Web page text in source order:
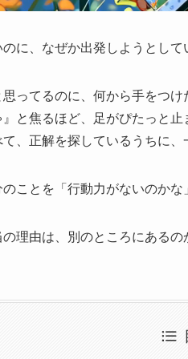
に、なぜか出発しようとし
思ってるのに、何から手をつけ
』と焦るほど、足がぴたっと止
て、正解を探しているうちに、
ことを「行動力がないのかな
理由は、別のところにあるの